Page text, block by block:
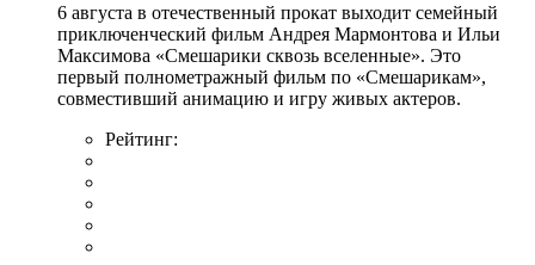
6 августа в отечественный прокат выходит семейный
приключенческий фильм Андрея Мармонтова и Ильи
Максимова «Смешарики сквозь вселенные». Это
первый полнометражный фильм по «Смешарикам»,
совместивший анимацию и игру живых актеров.
Рейтинг: